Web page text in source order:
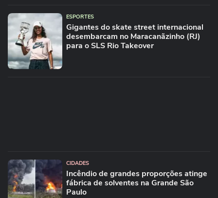
ESPORTES
Gigantes do skate street internacional
desembarcam no Maracanãzinho (RJ)
para o SLS Rio Takeover
CIDADES
Incêndio de grandes proporções atinge
fábrica de solventes na Grande São
Paulo